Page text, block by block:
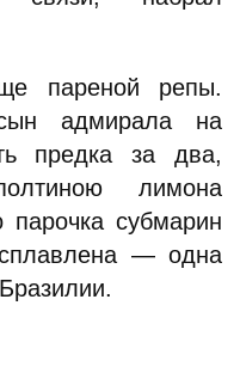
пареной репы.
адмирала на
предка за два,
лимона
субмарин
— одна